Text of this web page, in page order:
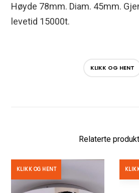
Høyde 78mm. Diam. 45mm.
levetid 15000t.
KLIKK OG HENT
Relaterte
KLIKK OG HENT